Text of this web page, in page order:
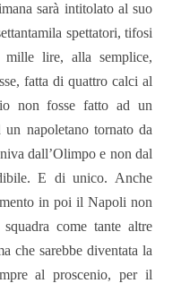
sarà intitolato al suo
spettatori, tifosi
mille lire, alla semplice,
fatta di quattro calci al
non fosse fatto ad un
napoletano tornato da
dall’Olimpo e non dal
E di unico. Anche
in poi il Napoli non
come tante altre
che sarebbe diventata la
al proscenio, per il